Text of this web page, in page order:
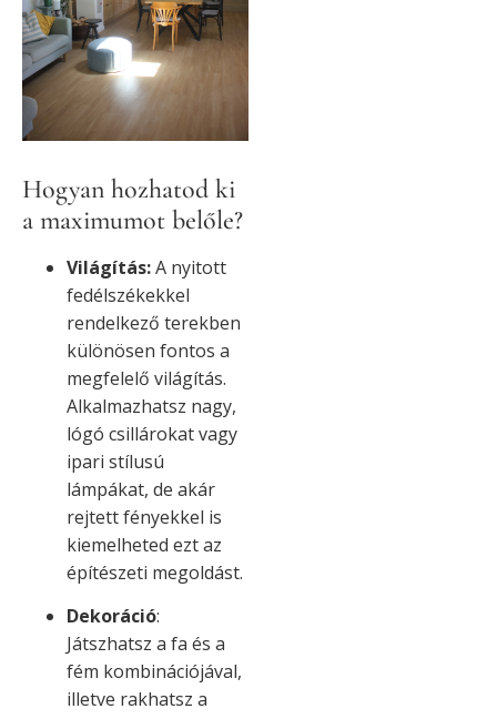
Hogyan hozhatod ki
a maximumot belőle?
Világítás:A nyitott
fedélszékekkel
rendelkező terekben
különösen fontos a
megfelelő világítás.
Alkalmazhatsz nagy,
lógó csillárokat vagy
ipari stílusú
lámpákat, de akár
rejtett fényekkel is
kiemelheted ezt az
építészeti megoldást.
Dekoráció:
Játszhatsz a fa és a
fém kombinációjával,
illetve rakhatsz a